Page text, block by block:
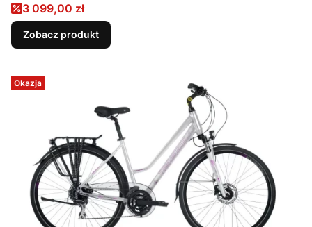
Cena promocyjna
3 099,00 zł
Zobacz produkt
Okazja